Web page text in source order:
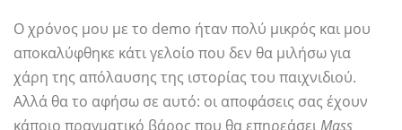
Ο χρόνος μου με το demo ήταν πολύ μικρός και μου
αποκαλύφθηκε κάτι γελοίο που δεν θα μιλήσω για
χάρη της απόλαυσης της ιστορίας του παιχνιδιού.
Αλλά θα το αφήσω σε αυτό: οι αποφάσεις σας έχουν
κάποιο πραγματικό βάρος που θα επηρεάσειMass